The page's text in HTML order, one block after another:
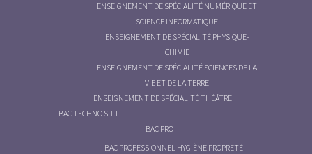
ENSEIGNEMENT DE SPÉCIALITÉ NUMÉRIQUE ET
SCIENCE INFORMATIQUE
ENSEIGNEMENT DE SPÉCIALITÉ PHYSIQUE-
CHIMIE
ENSEIGNEMENT DE SPÉCIALITÉ SCIENCES DE LA
VIE ET DE LA TERRE
ENSEIGNEMENT DE SPÉCIALITÉ THÉÂTRE
BAC TECHNO S.T.L
BAC PRO
BAC PROFESSIONNEL HYGIÈNE PROPRETÉ